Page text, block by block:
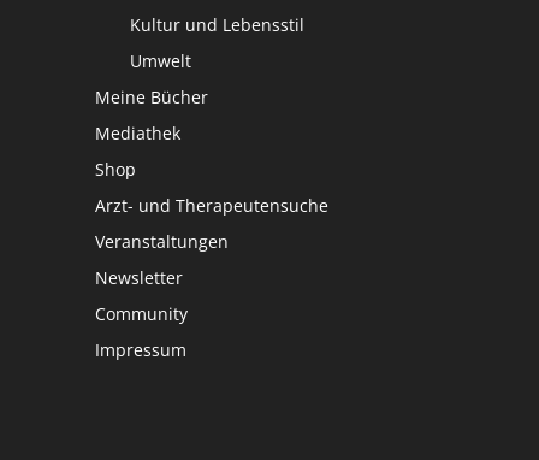
Kultur und Lebensstil
Umwelt
Meine Bücher
Mediathek
Shop
Arzt- und Therapeutensuche
Veranstaltungen
Newsletter
Community
Impressum